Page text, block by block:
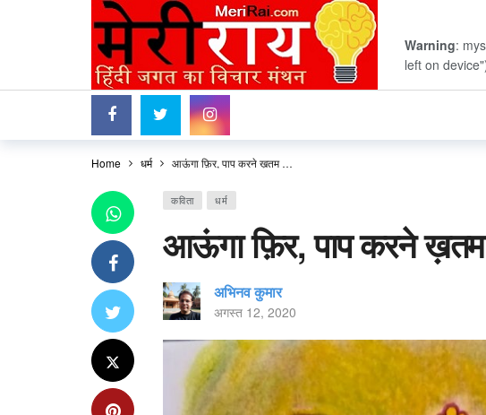
Warning:
left on
Home धर्म आऊंगा फ़िर, पाप करने ख़तम …
कविता धर्म
आऊंगा फ़िर, पाप करने
अभिनव कुमार
अगस्त 12, 2020